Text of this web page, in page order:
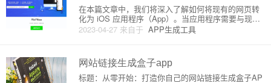
2023-04-27 来自于 APP生成工具
在本篇文章中，我们将深入了解如何将现有的网页转
化为 iOS 应用程序（App）。当应用程序需要与现有
网站的内容进行互动时，这种技术非常有用。我们将
通过下面的流程来详细介绍这个转化步骤：1. 使用 W
网站链接生成盒子app
标题：从零开始：打造你自己的网站链接生成盒子AP